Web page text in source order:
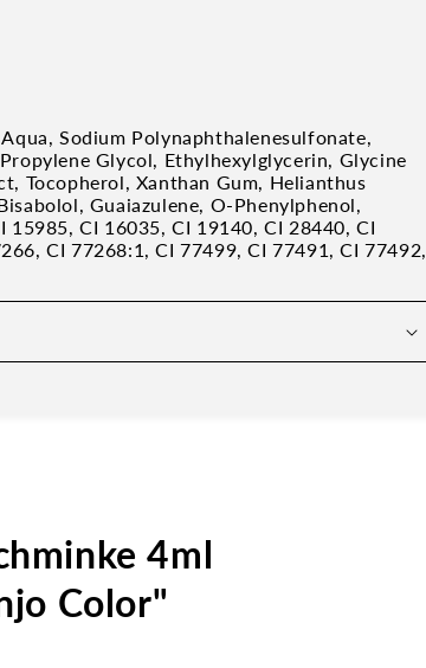
Sodium Polynaphthalenesulfonate,
Glycol, Ethylhexylglycerin, Glycine
Tocopherol, Xanthan Gum, Helianthus
Guaiazulene, O-Phenylphenol,
CI 16035, CI 19140, CI 28440, CI
CI 77268:1, CI 77499, CI 77491, CI 77492,
4ml
Color"